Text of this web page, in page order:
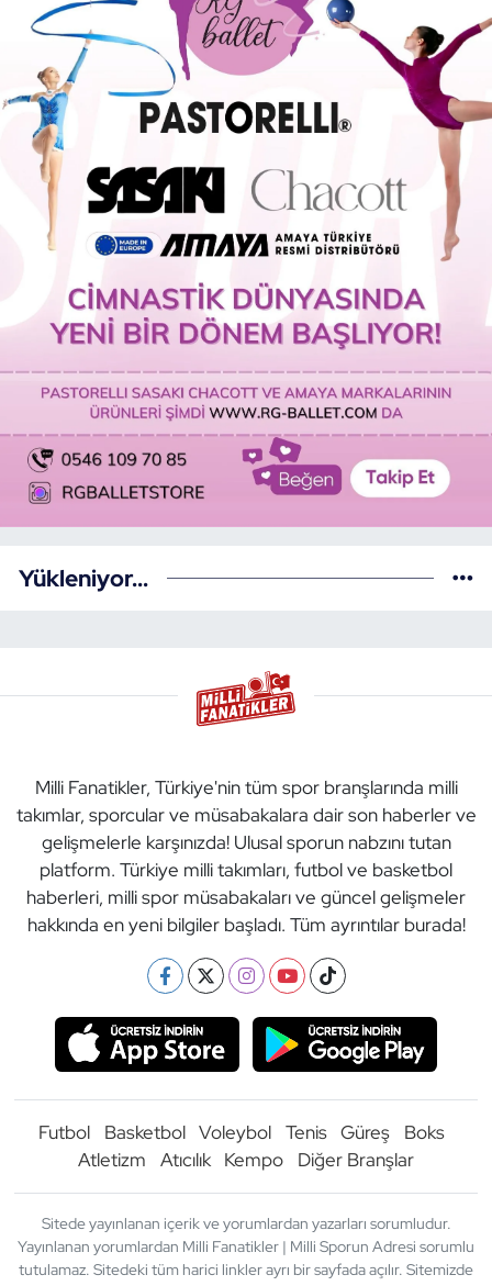
Yükleniyor...
Milli Fanatikler, Türkiye'nin tüm spor branşlarında milli
takımlar, sporcular ve müsabakalara dair son haberler ve
gelişmelerle karşınızda! Ulusal sporun nabzını tutan
platform. Türkiye milli takımları, futbol ve basketbol
haberleri, milli spor müsabakaları ve güncel gelişmeler
hakkında en yeni bilgiler başladı. Tüm ayrıntılar burada!
Futbol Basketbol Voleybol Tenis Güreş
Boks
Atletizm
Atıcılık Kempo Diğer Branşlar
Sitede yayınlanan içerik ve yorumlardan yazarları sorumludur.
Yayınlanan yorumlardan Milli Fanatikler | Milli Sporun Adresi sorumlu
tutulamaz. Sitedeki tüm harici linkler ayrı bir sayfada açılır. Sitemizde